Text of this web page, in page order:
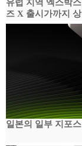
유럽 지역 엑스박
즈 X 출시가까지
일본의 일부 지포